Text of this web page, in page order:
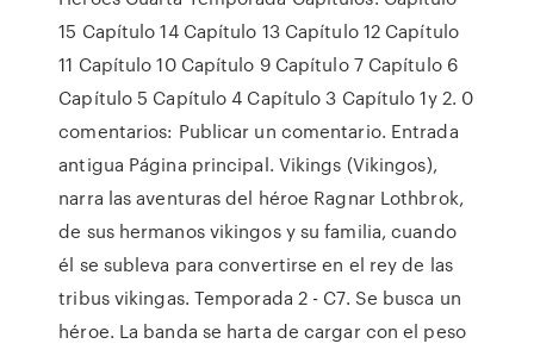
15 Capítulo 14 Capítulo 13 Capítulo 12 Capítulo
11 Capítulo 10 Capítulo 9 Capítulo 7 Capítulo 6
Capítulo 5 Capítulo 4 Capítulo 3 Capítulo 1y 2. 0
comentarios: Publicar un comentario. Entrada
antigua Página principal. Vikings (Vikingos),
narra las aventuras del héroe Ragnar Lothbrok,
de sus hermanos vikingos y su familia, cuando
él se subleva para convertirse en el rey de las
tribus vikingas. Temporada 2 - C7. Se busca un
héroe. La banda se harta de cargar con el peso